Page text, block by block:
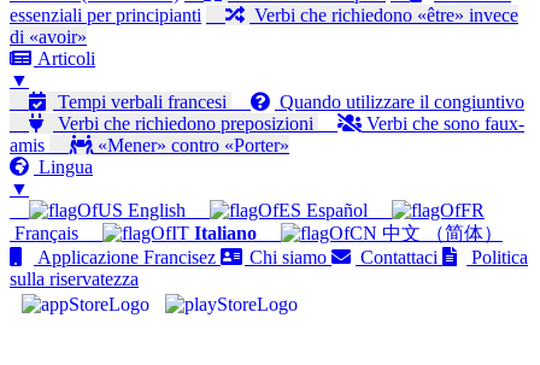
essenziali per principianti
Verbi che richiedono «être» invece
di «avoir»
Articoli
▼
Tempi verbali francesi
Quando utilizzare il congiuntivo
Verbi che richiedono preposizioni
Verbi che sono faux-
amis
«Mener» contro «Porter»
Lingua
▼
English
Español
Français
Italiano
中文 （简体）
Applicazione Francisez
Chi siamo Contattaci
Politica
sulla riservatezza